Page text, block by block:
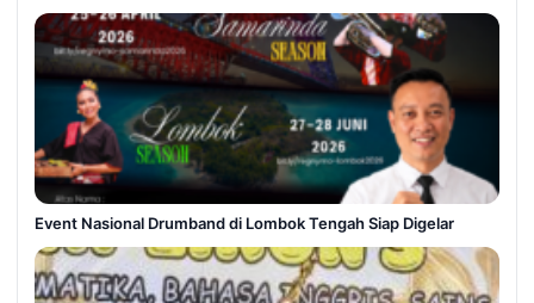
Event Nasional Drumband di Lombok Tengah Siap Digelar